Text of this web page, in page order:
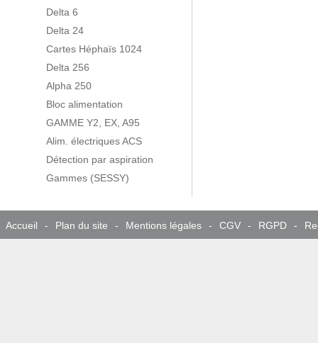
Delta 6
Delta 24
Cartes Héphaïs 1024
Delta 256
Alpha 250
Bloc alimentation
GAMME Y2, EX, A95
Alim. électriques ACS
Détection par aspiration
Gammes (SESSY)
Accueil - Plan du site - Mentions légales - CGV - RGPD -